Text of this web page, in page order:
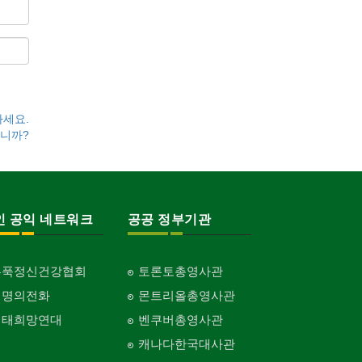
요.
까?
공익 네트워크
정신건강협회
의전화
희망연대
공공 정부기관
토론토총영사관
몬트리올총영사관
벤쿠버총영사관
캐나다한국대사관